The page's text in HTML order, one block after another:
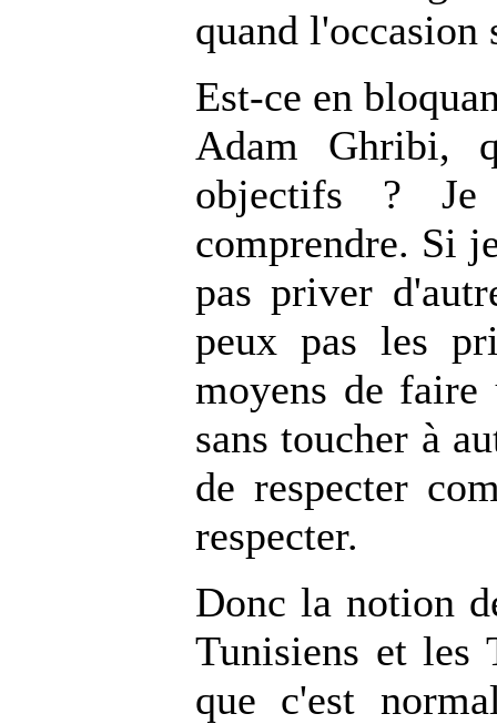
quand l'occasion
Est-ce en
Adam Ghribi,
objectifs ?
comprendre. Si
pas priver
peux pas les
moyens de
sans toucher à
de respecter
respecter.
Donc la notion
Tunisiens et les
que c'est